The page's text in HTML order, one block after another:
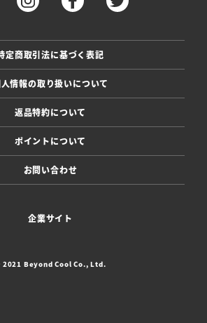
定商取引法に基づく表記
情報の取り扱いについて
返品特約について
ポイントについて
お問い合わせ
企業サイト
2021 Beyond Cool Co., Ltd.